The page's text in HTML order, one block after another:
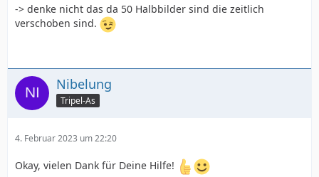
-> denke nicht das da 50 Halbbilder sind die zeitlich
verschoben sind.
Nibelung
Tripel-As
4. Februar 2023 um 22:20
Okay, vielen Dank für Deine Hilfe!